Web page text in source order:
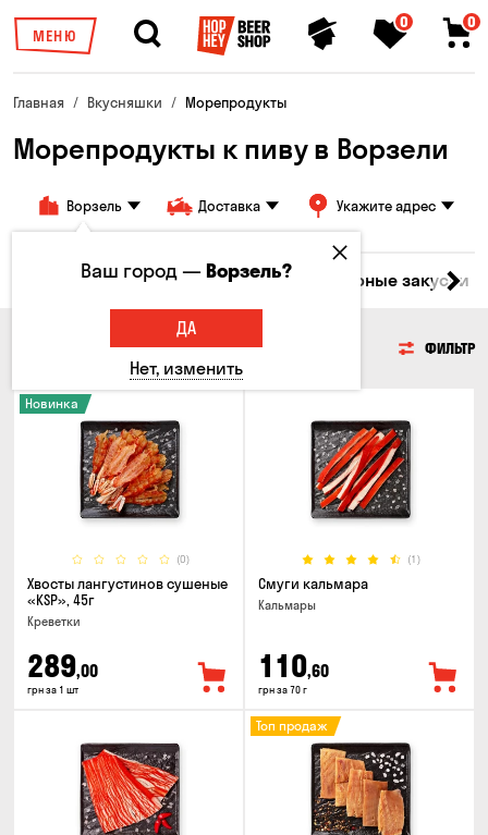
МЕНЮ
0 0
Главная Вкусняшки Морепродукты
Морепродукты к пиву в Ворзели
Ворзель Доставка Укажите адрес
Мясо Рыба Морепродукты Сырные закуски
МОРЕПРОДУКТЫ ФИЛЬТР
(0)
Новинка
Хвосты лангустинов сушеные
«KSP», 45г
Креветки
289,00
грн за 1 шт
(1)
Смуги кальмара
Кальмары
110,60
грн за 70 г
Топ продаж
Ваш город —Ворзель?
ДА
Нет, изменить